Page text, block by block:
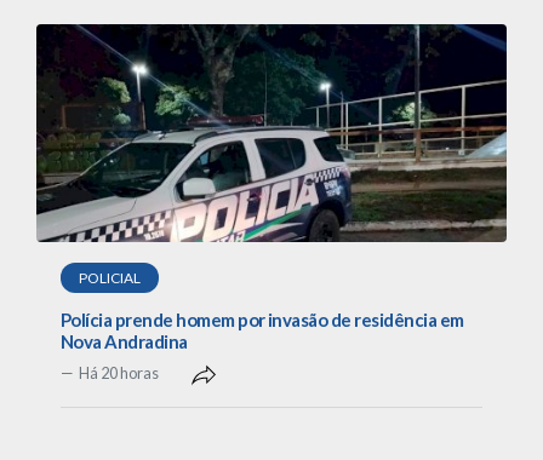
POLICIAL
Polícia prende homem por invasão de residência em
Nova Andradina
Há 20 horas